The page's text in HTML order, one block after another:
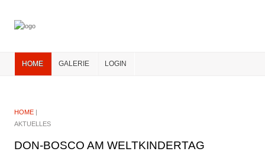
HOME GALERIE LOGIN
HOME |
AKTUELLES
DON-BOSCO AM WELTKINDERTAG